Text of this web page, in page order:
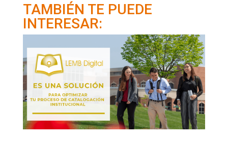
TAMBIÉN TE PUEDE
INTERESAR: